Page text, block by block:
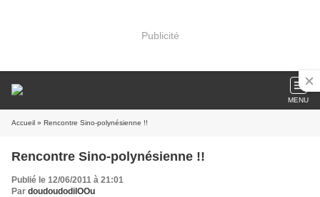
Publicité
MENU
Accueil » Rencontre Sino-polynésienne !!
Rencontre Sino-polynésienne !!
Publié le 12/06/2011 à 21:01
Par doudoudodilOOu